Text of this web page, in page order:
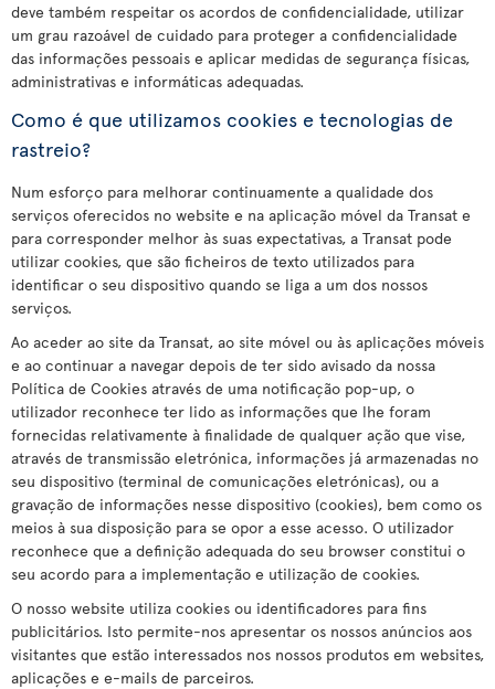
deve também respeitar os acordos de confidencialidade, utilizar
um grau razoável de cuidado para proteger a confidencialidade
das informações pessoais e aplicar medidas de segurança físicas,
administrativas e informáticas adequadas.
Como é que utilizamos cookies e tecnologias de
rastreio?
Num esforço para melhorar continuamente a qualidade dos
serviços oferecidos no website e na aplicação móvel da Transat e
para corresponder melhor às suas expectativas, a Transat pode
utilizar cookies, que são ficheiros de texto utilizados para
identificar o seu dispositivo quando se liga a um dos nossos
serviços.
Ao aceder ao site da Transat, ao site móvel ou às aplicações móveis
e ao continuar a navegar depois de ter sido avisado da nossa
Política de Cookies através de uma notificação pop-up, o
utilizador reconhece ter lido as informações que lhe foram
fornecidas relativamente à finalidade de qualquer ação que vise,
através de transmissão eletrónica, informações já armazenadas no
seu dispositivo (terminal de comunicações eletrónicas), ou a
gravação de informações nesse dispositivo (cookies), bem como os
meios à sua disposição para se opor a esse acesso. O utilizador
reconhece que a definição adequada do seu browser constitui o
seu acordo para a implementação e utilização de cookies.
O nosso website utiliza cookies ou identificadores para fins
publicitários. Isto permite-nos apresentar os nossos anúncios aos
visitantes que estão interessados nos nossos produtos em websites,
aplicações e e-mails de parceiros.